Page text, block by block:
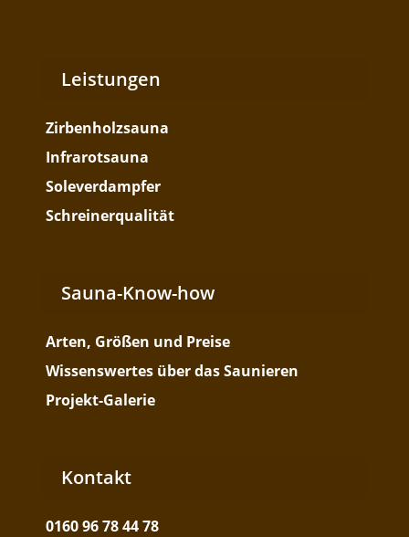
Leistungen
Zirbenholzsauna
Infrarotsauna
Soleverdampfer
Schreinerqualität
Sauna-Know-how
Arten, Größen und Preise
Wissenswertes über das Saunieren
Projekt-Galerie
Kontakt
0160 96 78 44 78